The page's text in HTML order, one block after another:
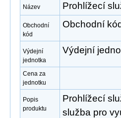
Název Prohlížecí
Obchodní
kód
Obchodní
Výdejní
jednotka
Výdejní
Cena za
jednotku
Popis
produktu
Prohlížecí
služba pro